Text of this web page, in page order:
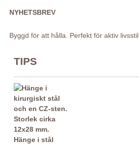
NYHETSBREV
Byggd för att hålla. Perfekt för aktiv livsstil
TIPS
Hänge i stål